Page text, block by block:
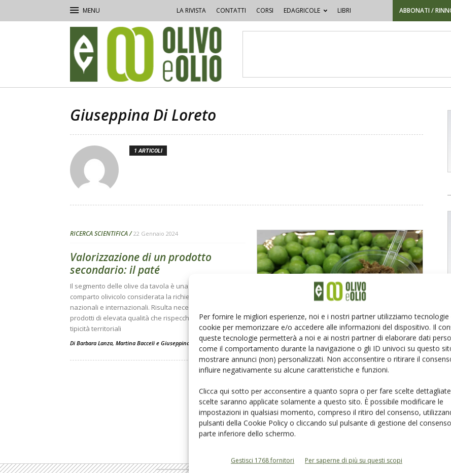
Per fornire le migliori esperienze, noi e i nostri partner utilizziamo tecnologie
cookie per memorizzare e/o accedere alle informazioni del dispositivo. Il
queste tecnologie permetterà a noi e ai nostri partner di elaborare dati
come il comportamento durante la navigazione o gli ID univoci su questo
mostrare annunci (non) personalizzati. Non acconsentire o ritirare il
influire negativamente su alcune caratteristiche e funzioni.
Clicca qui sotto per acconsentire a quanto sopra o per fare scelte
scelte saranno applicate solamente a questo sito. È possibile modificare le
impostazioni in qualsiasi momento, compreso il ritiro del consenso,
pulsanti della Cookie Policy o cliccando sul pulsante di gestione del
parte inferiore dello schermo.
Gestisci 1768 fornitori Per saperne di più su questi scopi
LA RIVISTA CONTATTI CORSI EDAGRICOLE LIBRI ABBONATI /
e
Olio
Giuseppina Di Loreto
1 ARTICOLI
RICERCA SCIENTIFICA 22 Gennaio 2024
Valorizzazione di un prodotto
secondario: il paté
Il segmento delle olive da tavola è una opportunità per il
comparto olivicolo considerata la richiesta dei mercati
nazionali e internazionali. Risulta necessario creare
prodotti di elevata qualità che rispecchino le diverse
tipicità territoriali
Di Barbara Lanza, Martina Bacceli e Giuseppina Di Loreto